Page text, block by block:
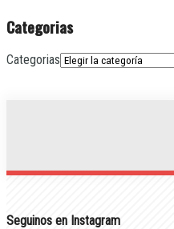
Categorias
Categorias
Seguinos en Instagram